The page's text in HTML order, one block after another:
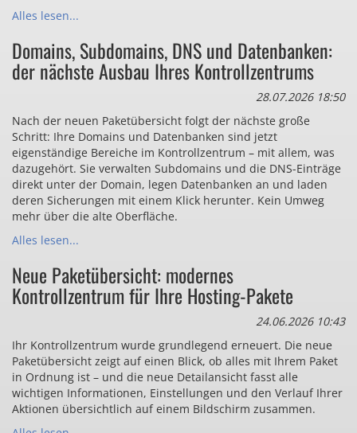
Alles lesen...
Domains, Subdomains, DNS und Datenbanken:
der nächste Ausbau Ihres Kontrollzentrums
28.07.2026 18:50
Nach der neuen Paketübersicht folgt der nächste große
Schritt: Ihre Domains und Datenbanken sind jetzt
eigenständige Bereiche im Kontrollzentrum – mit allem, was
dazugehört. Sie verwalten Subdomains und die DNS-Einträge
direkt unter der Domain, legen Datenbanken an und laden
deren Sicherungen mit einem Klick herunter. Kein Umweg
mehr über die alte Oberfläche.
Alles lesen...
Neue Paketübersicht: modernes
Kontrollzentrum für Ihre Hosting-Pakete
24.06.2026 10:43
Ihr Kontrollzentrum wurde grundlegend erneuert. Die neue
Paketübersicht zeigt auf einen Blick, ob alles mit Ihrem Paket
in Ordnung ist – und die neue Detailansicht fasst alle
wichtigen Informationen, Einstellungen und den Verlauf Ihrer
Aktionen übersichtlich auf einem Bildschirm zusammen.